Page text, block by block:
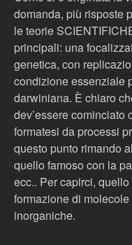
domanda, più risposte
le teorie
principali: una
genetica, con
condizione essenziale
darwiniana. È chiaro
dev’essere
formatesi da processi
questo punto rimando
quello famoso con la
ecc.. Per capirci,
formazione di
inorganiche.